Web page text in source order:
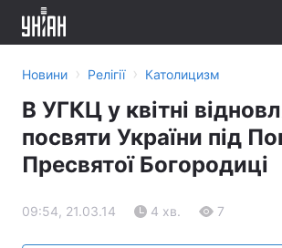
Новини › Релігії › Католицизм
В УГКЦ у квітні
посвяти України під
Пресвятої Богородиці
09:54, 21.03.14 4 хв. 7